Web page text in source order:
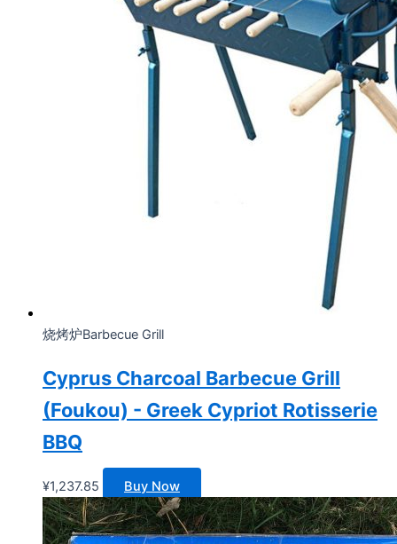
烧烤炉Barbecue Grill
Cyprus Charcoal Barbecue Grill
(Foukou) - Greek Cypriot Rotisserie
BBQ
¥1,237.85 Buy Now